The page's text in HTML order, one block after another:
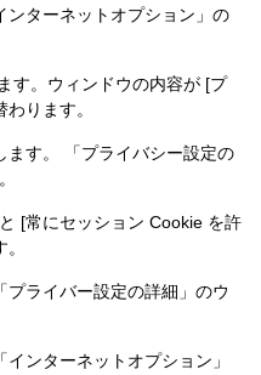
ンターネットオプション」の
す。ウィンドウの内容が [プ
ります。
ます。 「プライバシー設定の
[常にセッション Cookie を許
ライバー設定の詳細」のウ
ンターネットオプション」